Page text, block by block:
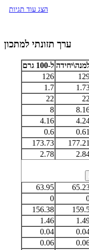
הצג עוד תגיות
ערך תזונתי למתכון
ל-100 גרם
126
1.7
22
22
8
4.16
0.61
0.6
177.21
173.73
2.78
63.95
0
156.38
1.46
0.04
0.06